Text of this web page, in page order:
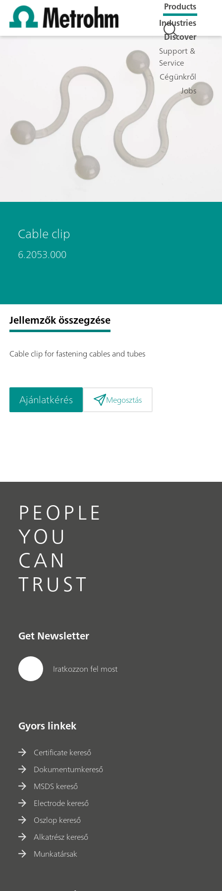
Products
Industries
Discover
Support &
Service
Cégünkről
Jobs
Cable clip
6.2053.000
Jellemzők összegzése
Cable clip for fastening cables and tubes
Ajánlatkérés Megosztás
PEOPLE
YOU
CAN
TRUST
Get Newsletter
Iratkozzon fel most
Gyors linkek
Certificate kereső
Dokumentumkereső
MSDS kereső
Electrode kereső
Oszlop kereső
Alkatrész kereső
Munkatársak